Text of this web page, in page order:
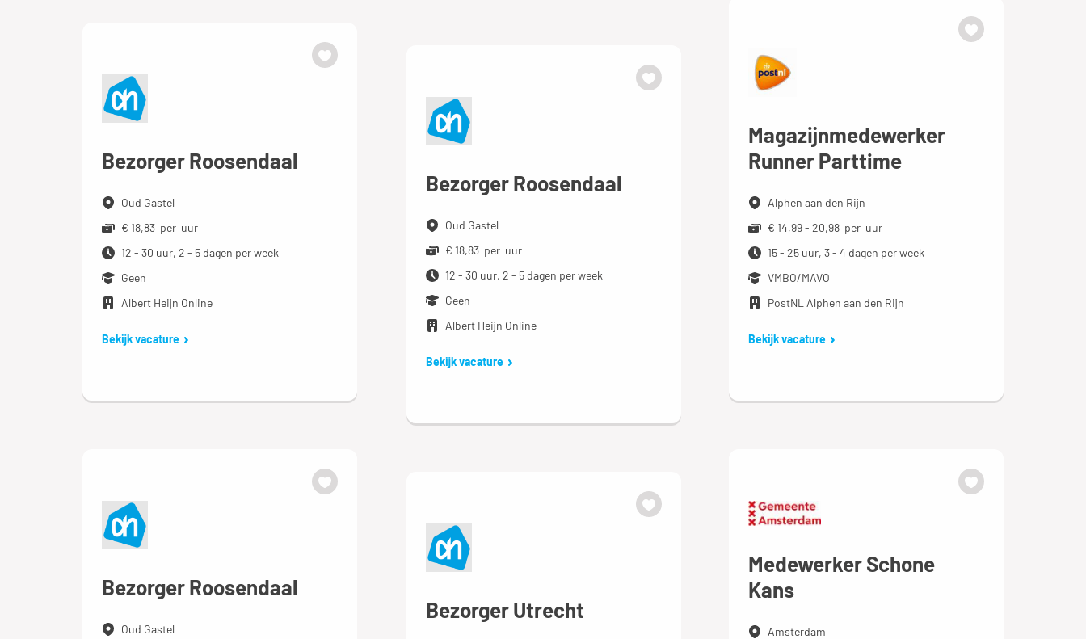
Magazijnmedewerker
Runner Parttime
Alphen aan den Rijn
€ 14,99 - 20,98 per uur
15 - 25 uur, 3 - 4 dagen per week
VMBO/MAVO
PostNL Alphen aan den Rijn
Bekijk vacature
Bezorger Roosendaal
Oud Gastel
€ 18,83 per uur
12 - 30 uur, 2 - 5 dagen per week
Geen
Albert Heijn Online
Bekijk vacature
Bezorger Roosendaal
Oud Gastel
€ 18,83 per uur
12 - 30 uur, 2 - 5 dagen per week
Geen
Albert Heijn Online
Bekijk vacature
Bezorger Roosendaal
Oud Gastel
Medewerker Schone
Kans
Amsterdam
Bezorger Utrecht